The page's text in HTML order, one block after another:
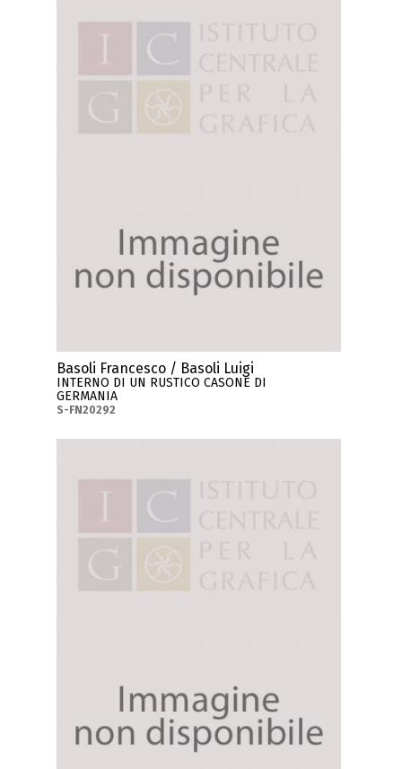
Basoli Francesco / Basoli Luigi
INTERNO DI UN RUSTICO CASONE DI
GERMANIA
S-FN20292